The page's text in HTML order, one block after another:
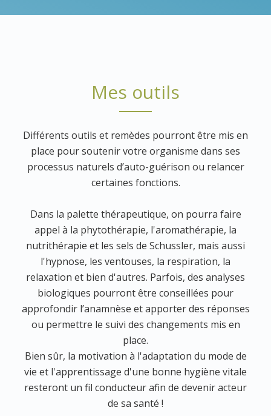
Mes outils
Différents outils et remèdes pourront être mis en
place pour soutenir votre organisme dans ses
processus naturels d’auto-guérison ou relancer
certaines fonctions.
Dans la palette thérapeutique, on pourra faire
appel à la phytothérapie, l'aromathérapie, la
nutrithérapie et les sels de Schussler, mais aussi
l'hypnose, les ventouses, la respiration, la
relaxation et bien d'autres. Parfois, des analyses
biologiques pourront être conseillées pour
approfondir l’anamnèse et apporter des réponses
ou permettre le suivi des changements mis en
place.
Bien sûr, la motivation à l'adaptation du mode de
vie et l'apprentissage d'une bonne hygiène vitale
resteront un fil conducteur afin de devenir acteur
de sa santé !